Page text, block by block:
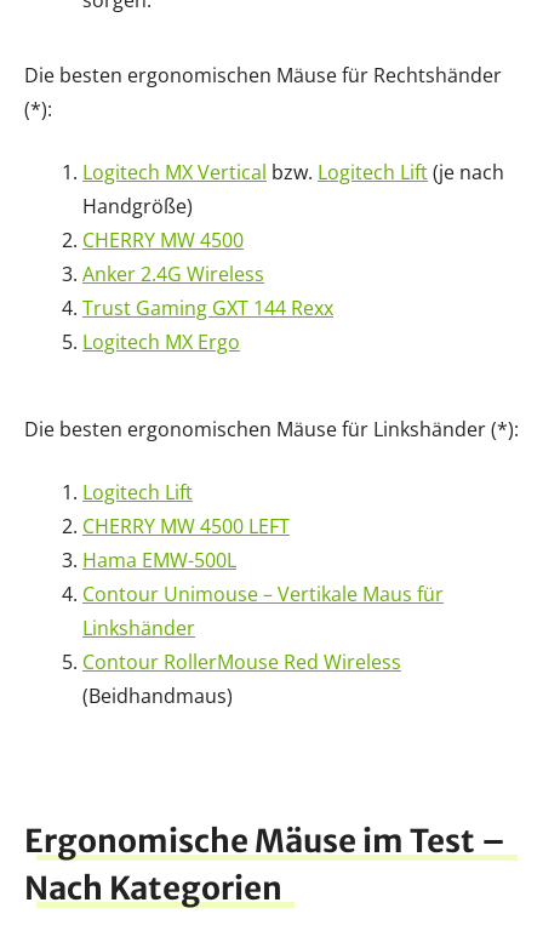
Die besten ergonomischen Mäuse für Rechtshänder
(*):
Logitech MX Vertical bzw. Logitech Lift(je nach
Handgröße)
CHERRY MW 4500
Anker 2.4G Wireless
Trust Gaming GXT 144 Rexx
Logitech MX Ergo
Die besten ergonomischen Mäuse für Linkshänder (*):
Logitech Lift
CHERRY MW 4500 LEFT
Hama EMW-500L
Contour Unimouse – Vertikale Maus für
Linkshänder
Contour RollerMouse Red Wireless
(Beidhandmaus)
Ergonomische Mäuse im Test –
Nach Kategorien